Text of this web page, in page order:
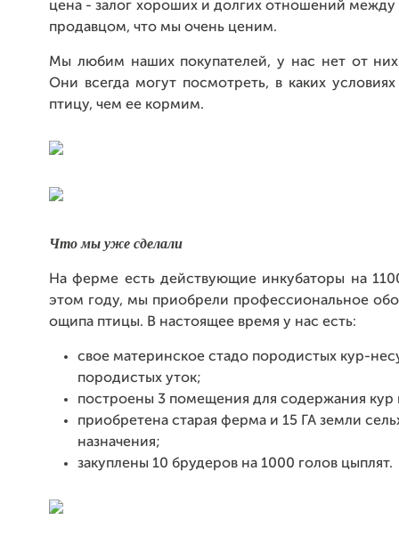
цена - залог хороших и долгих отношений между
продавцом, что мы очень ценим.
Мы любим наших покупателей, у нас нет от них
Они всегда могут посмотреть, в каких
птицу, чем ее кормим.
Что мы уже сделали
На ферме есть действующие инкубаторы на
этом году, мы приобрели профессиональное
ощипа птицы. В настоящее время у нас есть:
свое материнское стадо породистых кур-
породистых уток;
построены 3 помещения для содержания кур
приобретена старая ферма и 15 ГА земли
назначения;
закуплены 10 брудеров на 1000 голов цыплят.